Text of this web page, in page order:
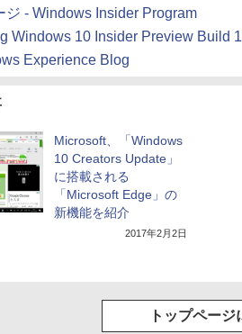
ジ - Windows Insider Program
Windows 10 Insider Preview Build
Experience Blog
Microsoft、「Windows
10 Creators Update」
に搭載される
「Microsoft Edge」の
新機能を紹介
2017年2月2日
トップページ